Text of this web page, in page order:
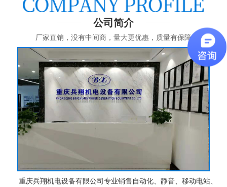
公司简介
厂家直销，没有中间商，量大更优惠，质量有保障
重庆兵翔机电设备有限公司专业销售自动化、静音、移动电站、